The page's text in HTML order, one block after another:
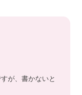
が、書かないと